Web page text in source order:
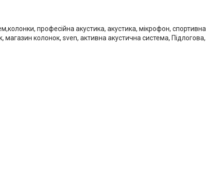
професійна акустика, акустика, мікрофон, спортивна
колонок, sven, активна акустична система, Підлогова,